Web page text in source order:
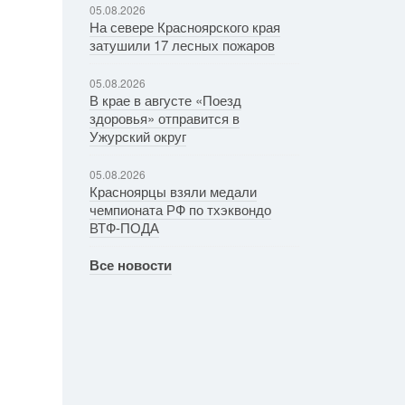
05.08.2026
На севере Красноярского края
затушили 17 лесных пожаров
05.08.2026
В крае в августе «Поезд
здоровья» отправится в
Ужурский округ
05.08.2026
Красноярцы взяли медали
чемпионата РФ по тхэквондо
ВТФ-ПОДА
Все новости